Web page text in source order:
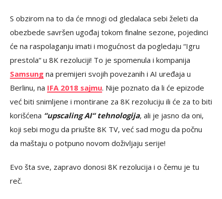
S obzirom na to da će mnogi od gledalaca sebi želeti da
obezbede savršen ugođaj tokom finalne sezone, pojedinci
će na raspolaganju imati i mogućnost da pogledaju “Igru
prestola“ u 8K rezoluciji! To je spomenula i kompanija
Samsung na premijeri svojih povezanih i AI uređaja u
Berlinu, na IFA 2018 sajmu. Nije poznato da li će epizode
već biti snimljene i montirane za 8K rezoluciju ili će za to biti
korišćena “upscaling AI“ tehnologija, ali je jasno da oni,
koji sebi mogu da priušte 8K TV, već sad mogu da počnu
da maštaju o potpuno novom doživljaju serije!
Evo šta sve, zapravo donosi 8K rezolucija i o čemu je tu
reč.